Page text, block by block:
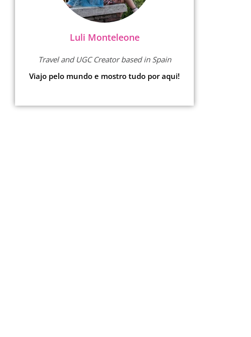
Luli Monteleone
Travel and UGC Creator based in Spain
Viajo pelo mundo e mostro tudo por aqui!